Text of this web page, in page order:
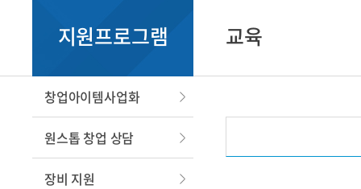
지원프로그램
창업아이템사업화
원스톱 창업 상담
장비 지원
교육